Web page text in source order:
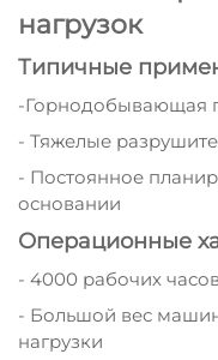
нагрузок
Типичные
-Горнодобывающая
- Тяжелые
- Постоянное
основании
Операционные
- 4000 рабочих
- Большой вес
нагрузки